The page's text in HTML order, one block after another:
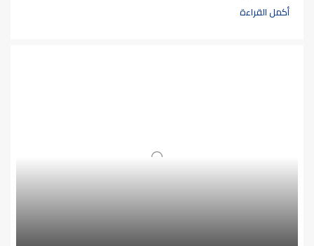
أكمل القراءة